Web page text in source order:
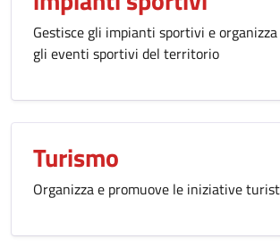
Gestisce gli impianti sportivi e
gli eventi sportivi del territorio
Turismo
Organizza e promuove le iniziative